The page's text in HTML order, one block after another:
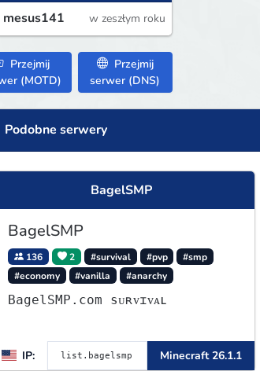
mesus141 w zeszłym roku
Przejmij
(MOTD)
Przejmij
serwer (DNS)
Podobne serwery
BagelSMP
BagelSMP
136 2 #survival #pvp
#smp
#economy
#vanilla #anarchy
BagelSMP.com ѕᴜʀᴠɪᴠᴀʟ
IP: Minecraft 26.1.1